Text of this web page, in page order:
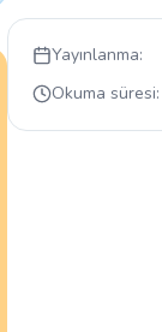
Yayınlanma:
Okuma süresi: